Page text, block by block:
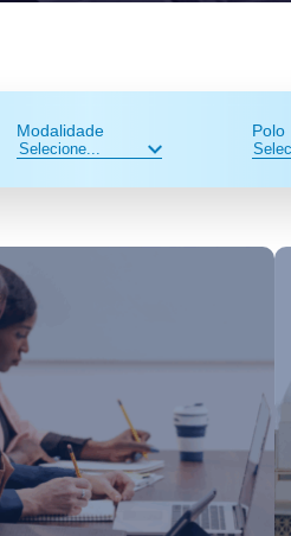
Modalidade Polo